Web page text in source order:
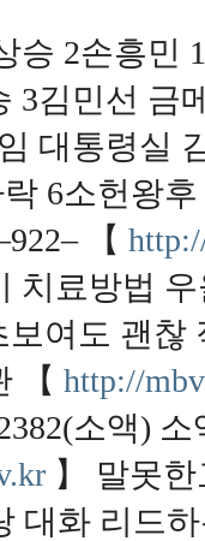
승 2손흥민
3김민선 금
대통령실
6소헌왕
【
치료방법
보여도 괜
【 http://
소액)
】 말못
대화 리드